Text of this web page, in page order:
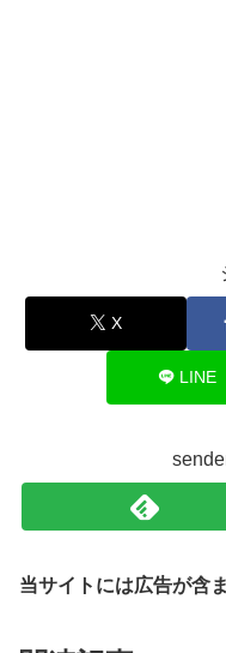
X
LINE
当サイトには広告が含